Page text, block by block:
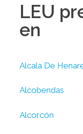
LEU
en
Alcala De
Alcobendas
Alcorcón